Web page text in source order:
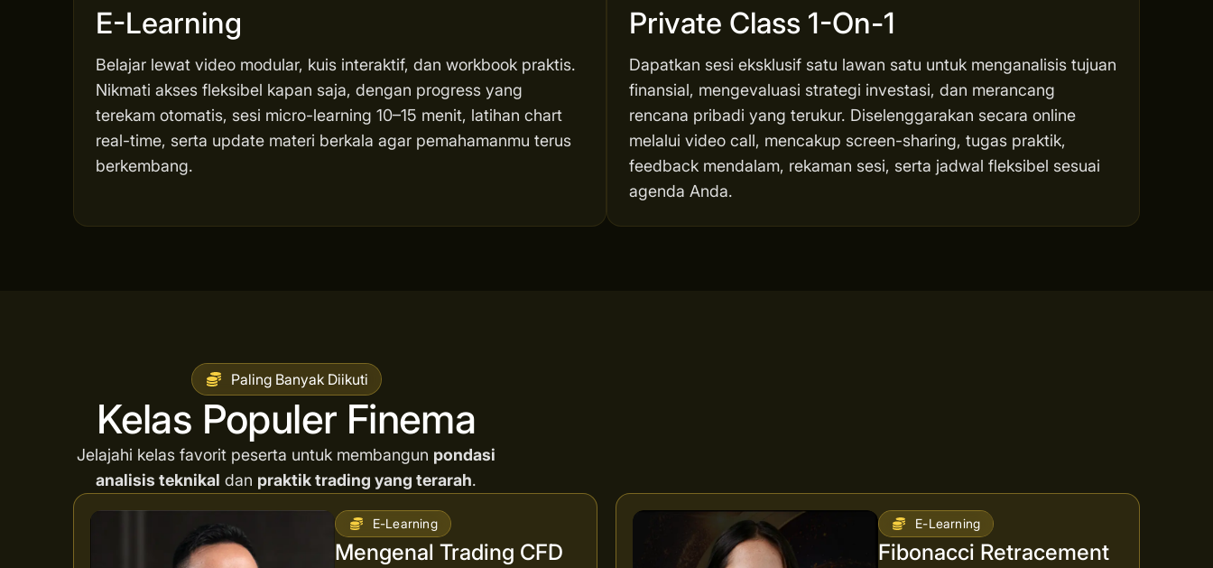
E-Learning
Belajar lewat video modular, kuis interaktif, dan workbook praktis.
Nikmati akses fleksibel kapan saja, dengan progress yang
terekam otomatis, sesi micro-learning 10–15 menit, latihan chart
real-time, serta update materi berkala agar pemahamanmu terus
berkembang.
Private Class 1-On-1
Dapatkan sesi eksklusif satu lawan satu untuk menganalisis tujuan
finansial, mengevaluasi strategi investasi, dan merancang
rencana pribadi yang terukur. Diselenggarakan secara online
melalui video call, mencakup screen-sharing, tugas praktik,
feedback mendalam, rekaman sesi, serta jadwal fleksibel sesuai
agenda Anda.
Paling Banyak Diikuti
Kelas Populer Finema
Jelajahi kelas favorit peserta untuk membangun pondasi
analisis teknikal dan praktik trading yang terarah.
E-Learning
Mengenal Trading CFD
E-Learning
Fibonacci Retracement